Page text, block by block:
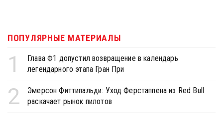
ПОПУЛЯРНЫЕ МАТЕРИАЛЫ
1
Глава Ф1 допустил возвращение в календарь
легендарного этапа Гран При
2
Эмерсон Фиттипальди: Уход Ферстаппена из Red Bull
раскачает рынок пилотов